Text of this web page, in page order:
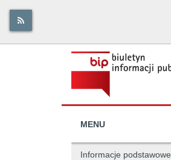
MENU
Informacje podstawowe